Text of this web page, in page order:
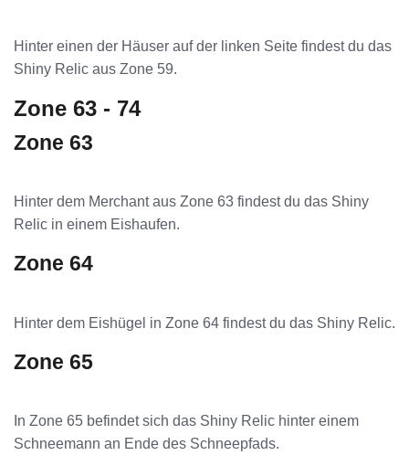
Hinter einen der Häuser auf der linken Seite findest du das
Shiny Relic aus Zone 59.
Zone 63 - 74
Zone 63
Hinter dem Merchant aus Zone 63 findest du das Shiny
Relic in einem Eishaufen.
Zone 64
Hinter dem Eishügel in Zone 64 findest du das Shiny Relic.
Zone 65
In Zone 65 befindet sich das Shiny Relic hinter einem
Schneemann an Ende des Schneepfads.